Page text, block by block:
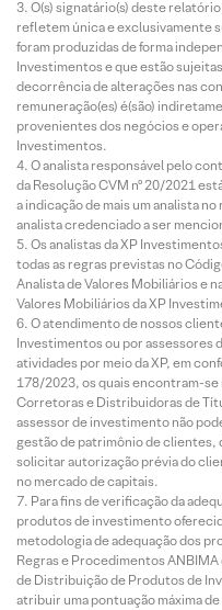
O(s) signatário(s) deste
refletem única e exclusivamente
foram produzidas de forma
Investimentos e que estão
decorrência de alterações nas
remuneração(es) é(são)
provenientes dos negócios e
Investimentos.
O analista responsável pelo
da Resolução CVM nº 20/2021
a indicação de mais um analista
analista credenciado a ser
Os analistas da XP
todas as regras previstas no
Analista de Valores Mobiliários e
Valores Mobiliários da XP
O atendimento de nossos
Investimentos ou por assessores
atividades por meio da XP, em
178/2023, os quais encontram-
Corretoras e Distribuidoras de
assessor de investimento não
gestão de patrimônio de
solicitar autorização prévia do
no mercado de capitais.
Para fins de verificação da
produtos de investimento
metodologia de adequação dos
Regras e Procedimentos
de Distribuição de Produtos de
atribuir uma pontuação máxima